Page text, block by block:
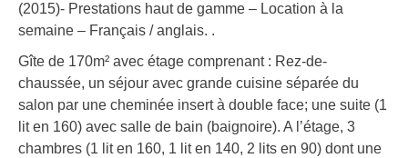
(2015)- Prestations haut de gamme – Location à la
semaine – Français / anglais. .
Gîte de 170m² avec étage comprenant : Rez-de-
chaussée, un séjour avec grande cuisine séparée du
salon par une cheminée insert à double face; une suite (1
lit en 160) avec salle de bain (baignoire). A l’étage, 3
chambres (1 lit en 160, 1 lit en 140, 2 lits en 90) dont une